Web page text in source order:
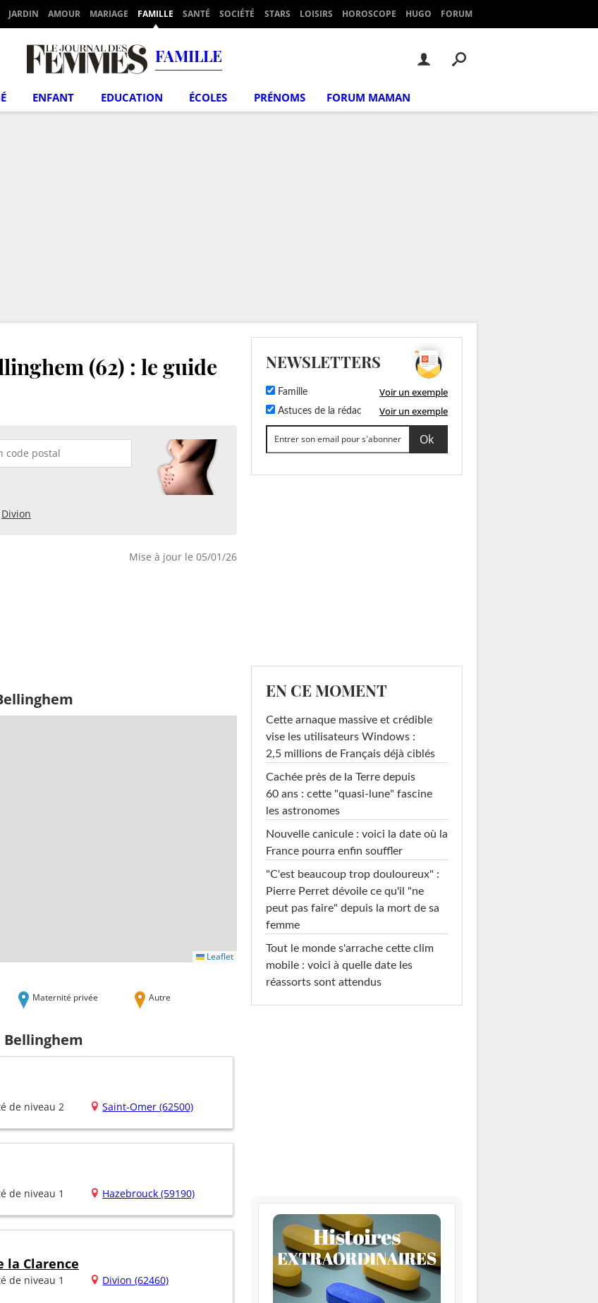
JARDIN AMOUR MARIAGE FAMILLE SANTÉ SOCIÉTÉ STARS LOISIRS HOROSCOPE HUGO FORUM
FAMILLE
ENFANT EDUCATION ÉCOLES PRÉNOMS FORUM MAMAN
(62) : le guide
Divion
Mise à jour le 05/01/26
Leaflet
Maternité privée Autre
de niveau 2 Saint-Omer (62500)
de niveau 1 Hazebrouck (59190)
la Clarence
de niveau 1 Divion (62460)
NEWSLETTERS
Famille Voir un exemple
Astuces de la rédac Voir un exemple
EN CE MOMENT
Cette arnaque massive et crédible
vise les utilisateurs Windows :
2,5 millions de Français déjà ciblés
Cachée près de la Terre depuis
60 ans : cette "quasi-lune" fascine
les astronomes
Nouvelle canicule : voici la date où la
France pourra enfin souffler
"C'est beaucoup trop douloureux" :
Pierre Perret dévoile ce qu'il "ne
peut pas faire" depuis la mort de sa
femme
Tout le monde s'arrache cette clim
mobile : voici à quelle date les
réassorts sont attendus